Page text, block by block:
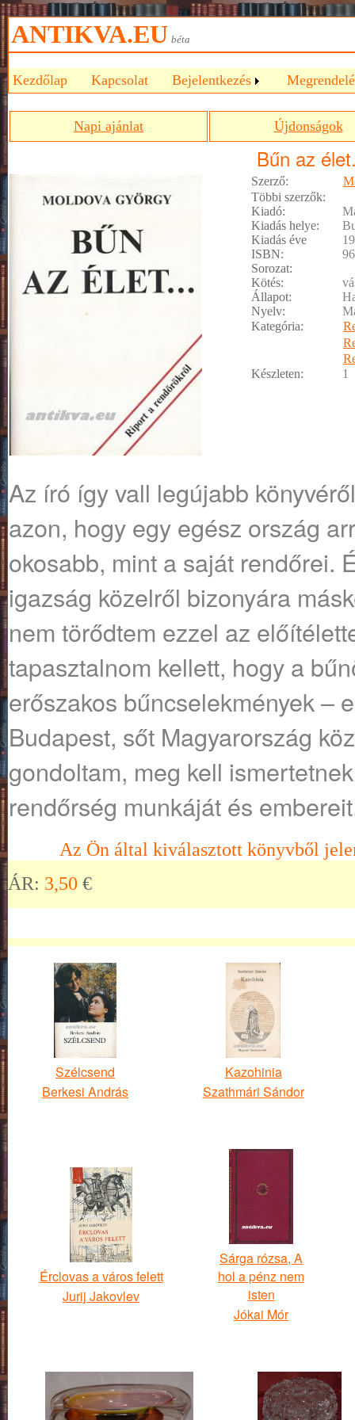
ANTIKVA.EU béta
Kezdőlap Kapcsolat Bejelentkezés
Napi ajánlat Újdonságok
Bűn az
Szerző:
Többi szerzők:
Kiadó:
Kiadás helye:
Kiadás éve
ISBN:
Sorozat:
Kötés:
Állapot:
Nyelv:
Kategória:
Készleten:
1
Az író így vall legújabb
azon, hogy egy egész ország
okosabb, mint a saját rendőrei.
igazság közelről bizonyára
nem törődtem ezzel az
tapasztalnom kellett, hogy a
erőszakos bűncselekmények –
Budapest, sőt Magyarország
gondoltam, meg kell
rendőrség munkáját és
Az Ön által kiválasztott könyvből
ÁR: 3,50 €
Szélcsend
Berkesi András
Kazohinia
Szathmári Sándor
Érclovas a város felett
Jurij Jakovlev
Sárga rózsa, A
hol a pénz nem
isten
Jókai Mór